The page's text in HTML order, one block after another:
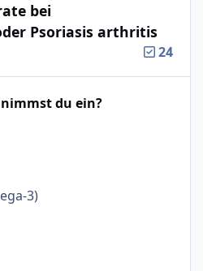
bei
Psoriasis arthritis
24
du ein?
3): 31%